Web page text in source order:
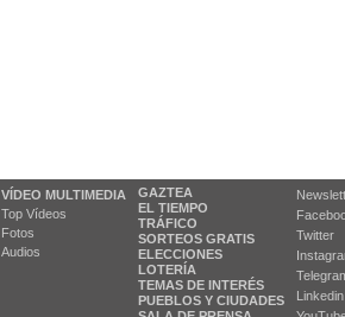
VÍDEO MULTIMEDIA
Top Vídeos
Fotos
Audios
GAZTEA
EL TIEMPO
TRÁFICO
SORTEOS GRATIS
ELECCIONES
LOTERÍA
TEMAS DE INTERÉS
PUEBLOS Y CIUDADES
Twitter
Linkedin